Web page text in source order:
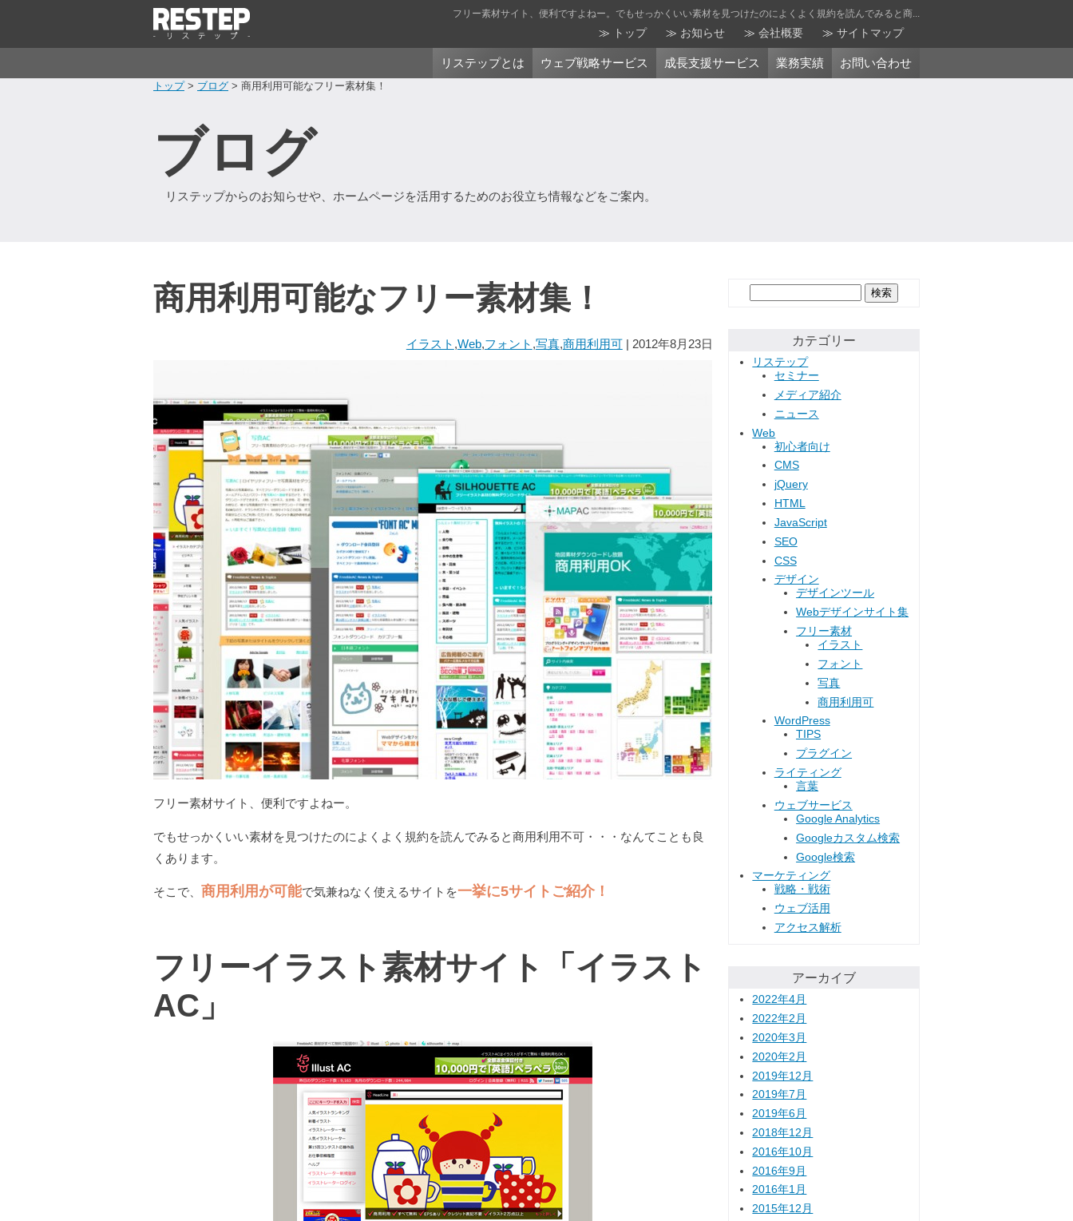
フリー素材サイト、便利ですよねー。でもせっかくいい素材を見つけたのによくよく規約を読んでみると商...
トップ お知らせ 会社概要 サイトマップ
リステップとは ウェブ戦略サービス 成長支援サービス 業務実績 お問い合わせ
トップ> ブログ > 商用利用可能なフリー素材集！
ブログ
リステップからのお知らせや、ホームページを活用するためのお役立ち情報などをご案内。
商用利用可能なフリー素材集！
イラスト ,Web,フォント ,写真,商用利用可| 2012年8月23日
フリー素材サイト、便利ですよねー。
でもせっかくいい素材を見つけたのによくよく規約を読んでみると商用利用不可・・・なんてことも良
くあります。
そこで、 商用利用が可能で気兼ねなく使えるサイトを一挙に5サイトご紹介！
フリーイラスト素材サイト「イラスト
AC」
索:
カテゴリー
リステップ
セミナー
メディア紹介
ニュース
Web
初心者向け
CMS
jQuery
HTML
JavaScript
SEO
CSS
デザイン
デザインツール
Webデザインサイト集
フリー素材
イラスト
フォント
写真
商用利用可
WordPress
TIPS
プラグイン
ライティング
言葉
ウェブサービス
Google Analytics
Googleカスタム検索
Google検索
マーケティング
戦略・戦術
ウェブ活用
アクセス解析
アーカイブ
2022年4月
2022年2月
2020年3月
2020年2月
2019年12月
2019年7月
2019年6月
2018年12月
2016年10月
2016年9月
2016年1月
2015年12月